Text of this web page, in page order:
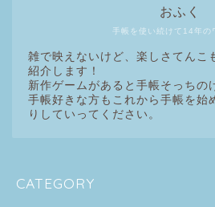
手帳を使い続けて14年の
おふく
雑で映えないけど、楽しさてんこ
紹介します！
新作ゲームがあると手帳そっちの
手帳好きな方もこれから手帳を始
りしていってください。
CATEGORY